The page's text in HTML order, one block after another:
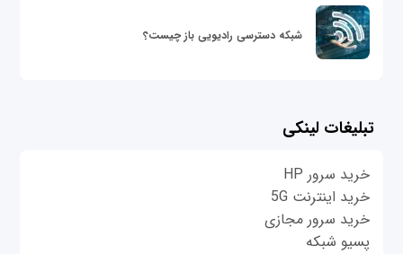
شبکه دسترسی رادیویی باز چیست؟
تبلیغات لینکی
خرید سرور HP
خرید اینترنت 5G
خرید سرور مجازی
پسیو شبکه